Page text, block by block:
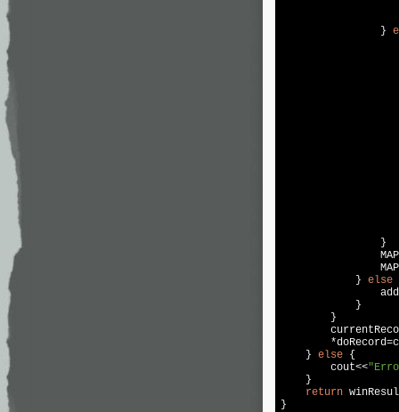
                }
                }
            }
else
            }
        }
    }
else {
cout<<
    }
return
}